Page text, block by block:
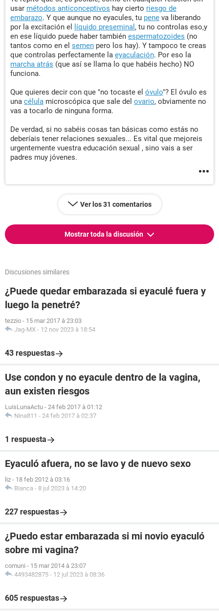
usar métodos anticonceptivos hay cierto riesgo de
embarazo. Y que aunque no eyacules, tu pene va liberando
por la excitación el
líquido preseminal , tu no controlas eso,y
en ese líquido puede haber también espermatozoides (no
tantos como en el semen pero los hay). Y tampoco te creas
que controlas perfectamente la eyaculación. Por eso la
marcha atrás (que así se llama lo que habéis hecho) NO
funciona.
Que quieres decir con que "no tocaste el óvulo"? El óvulo es
una célula microscópica que sale del ovario, obviamente no
vas a tocarlo de ninguna forma.
De verdad, si no sabéis cosas tan básicas como estás no
deberíais tener relaciones sexuales... Es vital que mejoreis
urgentemente vuestra educación sexual , sino vais a ser
padres muy jóvenes.
Ver los 31 comentarios
Mostrar toda la discusión
Discusiones similares
¿Puede quedar embarazada si eyaculé fuera y
luego la penetré?
tezzio - 15 mar 2017 à 23:03
Jag-MX - 12 nov 2023 à 18:54
43 respuestas
Use condon y no eyacule dentro de la vagina,
aun existen riesgos
LuisLunaActu - 24 feb 2017 à 01:12
Nina811 - 24 feb 2017 à 02:37
1 respuesta
Eyaculó afuera, no se lavo y de nuevo sexo
liz - 18 feb 2012 à 03:16
Bianca - 8 jul 2023 à 14:20
227 respuestas
¿Puedo estar embarazada si mi novio eyaculó
sobre mi vagina?
comuni - 15 mar 2014 à 23:07
4493482875 - 12 jul 2023 à 08:36
605 respuestas